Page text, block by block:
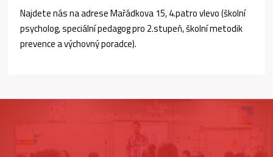
Najdete nás na adrese Mařádkova 15, 4.patro vlevo (školní
psycholog, speciální pedagog pro 2.stupeň, školní metodik
prevence a výchovný poradce).